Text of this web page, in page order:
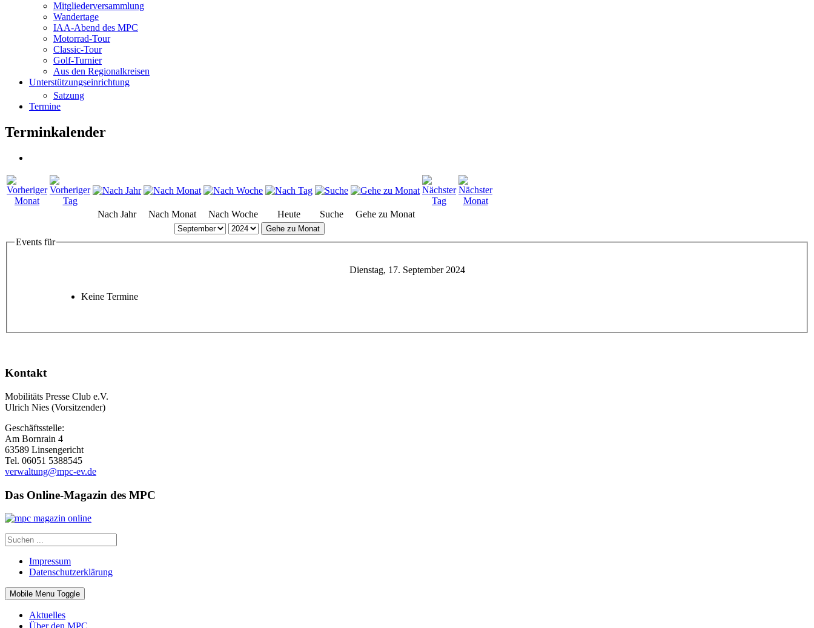
Mitgliederversammlung
Wandertage
IAA-Abend des MPC
Motorrad-Tour
Classic-Tour
Golf-Turnier
Aus den Regionalkreisen
Unterstützungseinrichtung
Satzung
Termine
Terminkalender
Nach Jahr Nach Monat Nach Woche Heute Suche Gehe zu Monat
Gehe zu Monat
Events für
Dienstag, 17. September 2024
Keine Termine
Kontakt
Mobilitäts Presse Club e.V.
Ulrich Nies (Vorsitzender)
Geschäftsstelle:
Am Bornrain 4
63589 Linsengericht
Tel. 06051 5388545
verwaltung@mpc-ev.de
Das Online-Magazin des MPC
Impressum
Datenschutzerklärung
Mobile Menu Toggle
Aktuelles